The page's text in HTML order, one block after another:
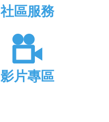
社區服務
影片專區